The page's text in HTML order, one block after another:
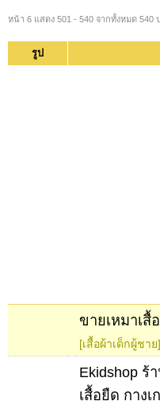
หน้า 6 แสดง 501 - 540 จากทั้งหมด 540
รูป
ขายเหมาเสื้
[เสื้อผ้าเด็กผู้ชาย]
Ekidshop ร้
เสื้อยืด กาง